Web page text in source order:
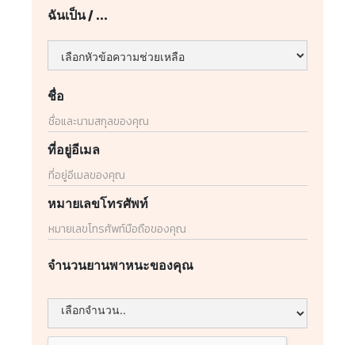
ฉันเป็น / ...
ชื่อ
ที่อยู่อีเมล
หมายเลขโทรศัพท์
จำนวนยานพาหนะของคุณ